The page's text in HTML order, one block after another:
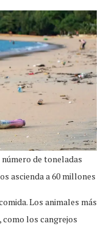
de toneladas
ascienda a 60 millones
Los animales más
como los cangrejos